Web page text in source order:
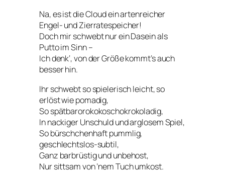
Na, es ist die Cloud ein artenreicher
Engel- und Zierratespeicher!
Doch mir schwebt nur ein Dasein als
Putto im Sinn –
Ich denk‘, von der Größe kommt’s auch
besser hin.
Ihr schwebt so spielerisch leicht, so
erlöst wie pomadig,
So spätbarorokokoschokrokoladig,
In nackiger Unschuld und arglosem Spiel,
So bürschchenhaft pummlig,
geschlechtslos-subtil,
Ganz barbrüstig und unbehost,
Nur sittsam von ’nem Tuch umkost.